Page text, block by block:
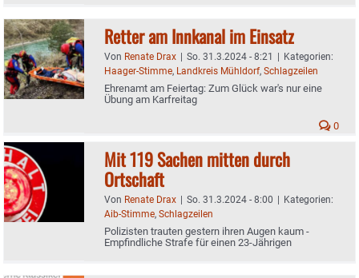
Retter am Innkanal im Einsatz
Von Renate Drax | So. 31.3.2024 - 8:21 | Kategorien:
Haager-Stimme, Landkreis Mühldorf, Schlagzeilen
Ehrenamt am Feiertag: Zum Glück war's nur eine
Übung am Karfreitag
0
Mit 119 Sachen mitten durch
Ortschaft
Von Renate Drax | So. 31.3.2024 - 8:00 | Kategorien:
Aib-Stimme, Schlagzeilen
Polizisten trauten gestern ihren Augen kaum -
Empfindliche Strafe für einen 23-Jährigen